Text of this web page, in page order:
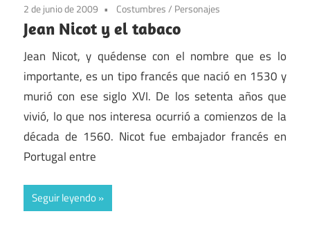
2 de junio de 2009 Costumbres/ Personajes
Jean Nicot y el tabaco
Jean Nicot, y quédense con el nombre que es lo
importante, es un tipo francés que nació en 1530 y
murió con ese siglo XVI. De los setenta años que
vivió, lo que nos interesa ocurrió a comienzos de la
década de 1560. Nicot fue embajador francés en
Portugal entre
Seguir leyendo